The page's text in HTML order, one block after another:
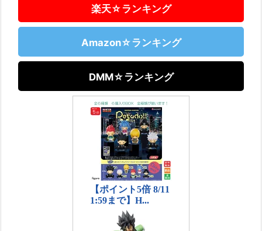
楽天☆ランキング
Amazon☆ランキング
DMM☆ランキング